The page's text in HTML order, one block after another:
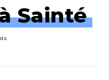
Sainté